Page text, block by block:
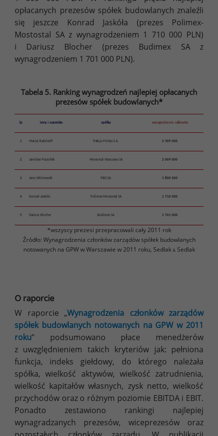
opłacanych prezesów spółek budowlanych znaleźli
się jeszcze Konrad Jaskóła (prezes Polimex-
Mostostal SA z wynagrodzeniem 1 710 000 PLN)
i Dariusz Blocher (prezes Budimex SA z
wynagrodzeniem 1 701 000 PLN).
Tabela 5. Ranking wynagrodzeń najlepiej opłacanych
prezesów spółek budowlanych*
lp imię i nazwisko spółka wynagrodzenie całkowite
1 Maciej Radziwiłł Trakcja Polska S.A. 2 309 000
2 Jarosław Popiołek Mostostal Warszawa SA 2 009 000
3 Jerzy Wiśniewski PBG SA 1 800 000
4 Konrad Jaskóła Polimex-Mostostal SA 1 710 000
5 Dariusz Blocher Budimex SA 1 701 000
*wszyscy prezesi przepracowali cały 2011 rok
Źródło: Wynagrodzenia członków zarządów spółek budowlanych
notowanych na GPW w Warszawie w 2011 roku, Sedlak &Sedlak
O raporcie
W raporcie „Wynagrodzenia członków zarządów
spółek budowlanych notowanych na GPW w 2011
roku” podsumowano płace menedżerów
z uwzględnieniem takich kryteriów jak: pełniona
funkcja, indeks giełdowy, do którego należała
spółka, wielkość aktywów, wielkość zatrudnienia,
wielkość kapitałów własnych, zysk netto, wielkość
przychodów oraz o różnym poziomie EBITDA i EBIT.
Ponadto zestawiono rankingi najlepiej
wynagradzanych prezesów, wiceprezesów oraz